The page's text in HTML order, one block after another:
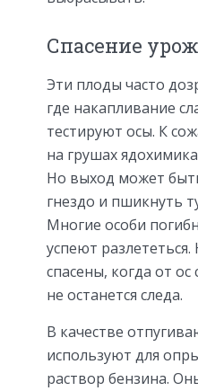
Спасение
Эти плоды часто
где накапливание
тестируют осы. К
на грушах
Но выход может
гнездо и пшикнуть
Многие особи
успеют
спасены, когда от ос
не останется следа.
В качестве
используют для
раствор бензина.